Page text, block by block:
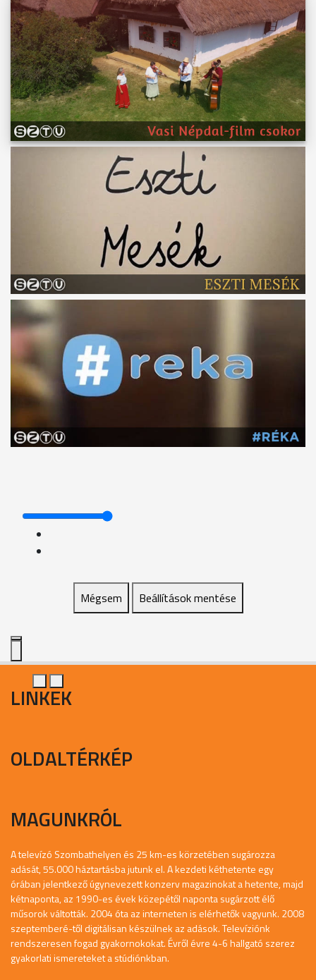
Mégsem Beállítások mentése
LINKEK
OLDALTÉRKÉP
MAGUNKRÓL
A televízó Szombathelyen és 25 km-es körzetében sugározza
adását, 55.000 háztartásba jutunk el. A kezdeti kéthetente egy
órában jelentkező úgynevezett konzerv magazinokat a hetente, majd
kétnaponta, az 1990-es évek közepétől naponta sugárzott élő
műsorok váltották. 2004 óta az interneten is elérhetők vagyunk. 2008
szeptemberé-től digitálisan készülnek az adások. Televíziónk
rendszeresen fogad gyakornokokat. Évről évre 4-6 hallgató szerez
gyakorlati ismereteket a stúdiónkban.